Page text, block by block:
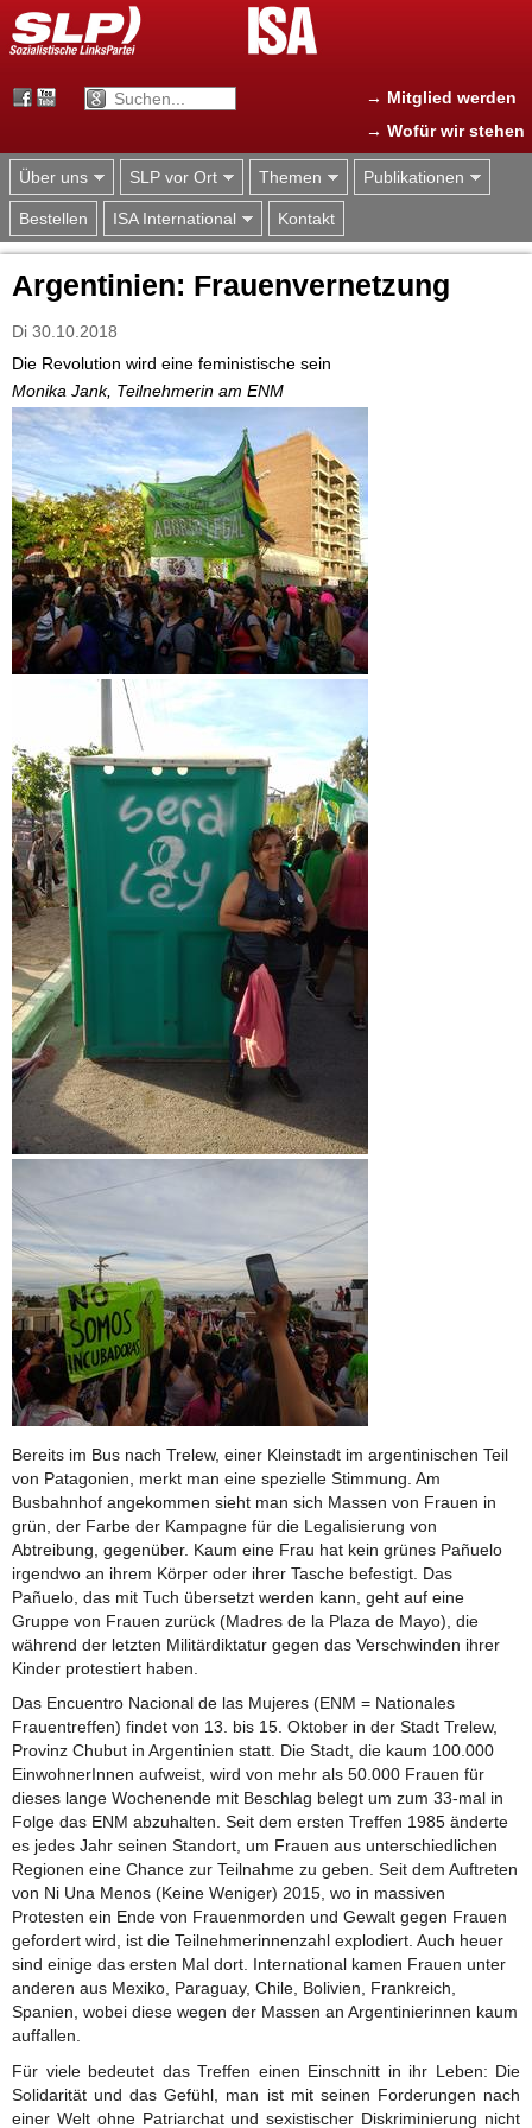
Jump to navigation
→ Mitglied werden
→ Wofür wir stehen
Über uns SLP vor Ort Themen Publikationen
Bestellen ISA International Kontakt
Argentinien: Frauenvernetzung
Di 30.10.2018
Die Revolution wird eine feministische sein
Monika Jank, Teilnehmerin am ENM
Bereits im Bus nach Trelew, einer Kleinstadt im argentinischen Teil
von Patagonien, merkt man eine spezielle Stimmung. Am
Busbahnhof angekommen sieht man sich Massen von Frauen in
grün, der Farbe der Kampagne für die Legalisierung von
Abtreibung, gegenüber. Kaum eine Frau hat kein grünes Pañuelo
irgendwo an ihrem Körper oder ihrer Tasche befestigt. Das
Pañuelo, das mit Tuch übersetzt werden kann, geht auf eine
Gruppe von Frauen zurück (Madres de la Plaza de Mayo), die
während der letzten Militärdiktatur gegen das Verschwinden ihrer
Kinder protestiert haben.
Das Encuentro Nacional de las Mujeres (ENM = Nationales
Frauentreffen) findet von 13. bis 15. Oktober in der Stadt Trelew,
Provinz Chubut in Argentinien statt. Die Stadt, die kaum 100.000
EinwohnerInnen aufweist, wird von mehr als 50.000 Frauen für
dieses lange Wochenende mit Beschlag belegt um zum 33-mal in
Folge das ENM abzuhalten. Seit dem ersten Treffen 1985 änderte
es jedes Jahr seinen Standort, um Frauen aus unterschiedlichen
Regionen eine Chance zur Teilnahme zu geben. Seit dem Auftreten
von Ni Una Menos (Keine Weniger) 2015, wo in massiven
Protesten ein Ende von Frauenmorden und Gewalt gegen Frauen
gefordert wird, ist die Teilnehmerinnenzahl explodiert. Auch heuer
sind einige das ersten Mal dort. International kamen Frauen unter
anderen aus Mexiko, Paraguay, Chile, Bolivien, Frankreich,
Spanien, wobei diese wegen der Massen an Argentinierinnen kaum
auffallen.
Für viele bedeutet das Treffen einen Einschnitt in ihr Leben: Die
Solidarität und das Gefühl, man ist mit seinen Forderungen nach
einer Welt ohne Patriarchat und sexistischer Diskriminierung nicht